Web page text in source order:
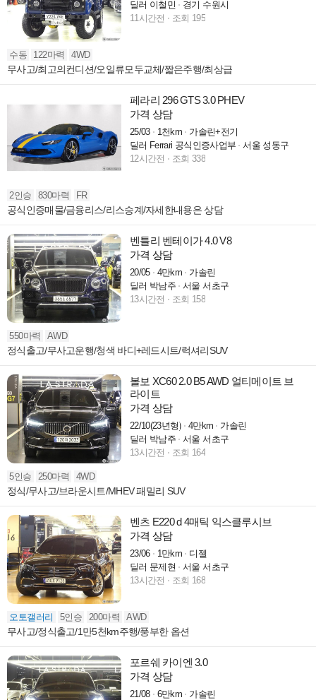
딜러 이철민
경기 수원시
11시간전
조회 195
수동 122마력 4WD
무사고/최고의컨디션/오일류모두교체/짧은주행/최상급
페라리 296 GTS 3.0 PHEV
가격 상담
25/03 1천km
가솔린+전기
딜러 Ferrari 공식인증사업부
서울 성동구
12시간전
조회 338
2인승 830마력 FR
공식인증매물/금융리스/리스승계/자세한내용은 상담
벤틀리 벤테이가 4.0 V8
가격 상담
20/05 4만km
가솔린
딜러 박남주
서울 서초구
13시간전
조회 158
550마력 AWD
정식출고/무사고운행/청색 바디+레드시트/럭셔리SUV
볼보 XC60 2.0 B5 AWD 얼티메이트 브
라이트
가격 상담
22/10(23년형) 4만km
가솔린
딜러 박남주
서울 서초구
13시간전
조회 164
5인승 250마력 4WD
정식/무사고/브라운시트/MHEV 패밀리 SUV
벤츠 E220 d 4매틱 익스클루시브
가격 상담
23/06 1만km
디젤
딜러 문제현
서울 서초구
13시간전
조회 168
오토갤러리 5인승 200마력 AWD
무사고/정식출고/1만5천km주행/풍부한 옵션
포르쉐 카이엔 3.0
가격 상담
21/08 6만km
가솔린